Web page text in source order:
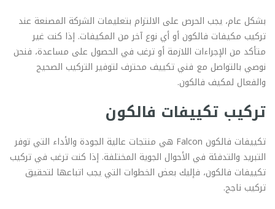
بشكل عام، يجب الحرص على الالتزام بتعليمات الشركة المصنعة عند
تركيب مكيفات فالكون أو أي نوع آخر من المكيفات. إذا كنت غير
متأكد من الإجراءات اللازمة أو ترغب في الحصول على مساعدة، فنحن
نوصي بالتواصل مع فني تكييف محترف لتوفير التركيب الصحيح
والفعال لمكيف فالكون.
تركيب تكييفات فالكون
تكييفات فالكون Falcon هي منتجات عالية الجودة والأداء التي توفر
التبريد والتدفئة في الأحوال الجوية المختلفة. إذا كنت ترغب في تركيب
تكييفات فالكون، فإليك بعض الخطوات التي يجب اتباعها لتحقيق
تركيب ناجح.